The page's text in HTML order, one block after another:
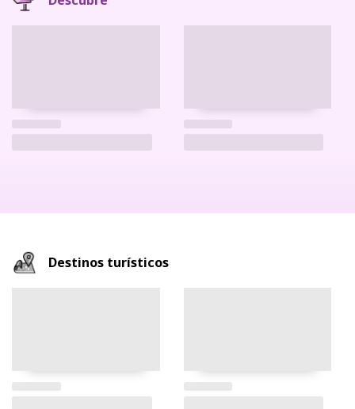
Destinos turísticos